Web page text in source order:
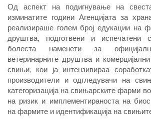
Од аспект на подигнување на
изминатите години Агенцијата за
реализираше голем број едукации на
друштва, подготвени и испечатени
болеста наменети за
ветеринарните друштва и
свињи, кои ја интензивираа
производители и одгледувачи на
категоризација на свињарските фарми
на ризик и имплементираноста на
на фармите и идентификација на